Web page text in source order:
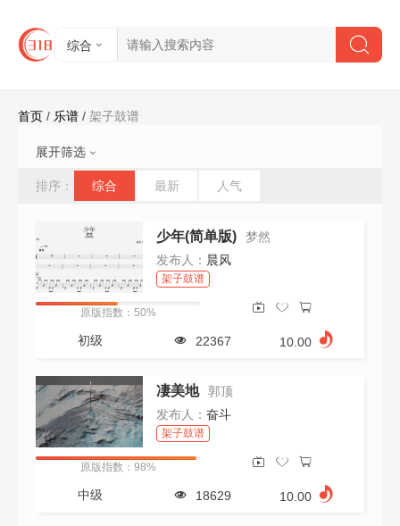
综合
首页 / 乐谱 / 架子鼓谱
展开筛选
难度:
不限 初级 中级
不限 61以下 61-90
121-150
151-180
视频:
不限
无
会员:
不限 是
否
不限
51-100
100以上
清空所有筛选条件
排序： 综合 最新 人气
少年(简单版)
梦然
发布人： 晨风
架子鼓谱
原版指数：50%
初级 22367 10.00
凄美地
郭顶
发布人： 奋斗
架子鼓谱
原版指数：98%
中级 18629 10.00